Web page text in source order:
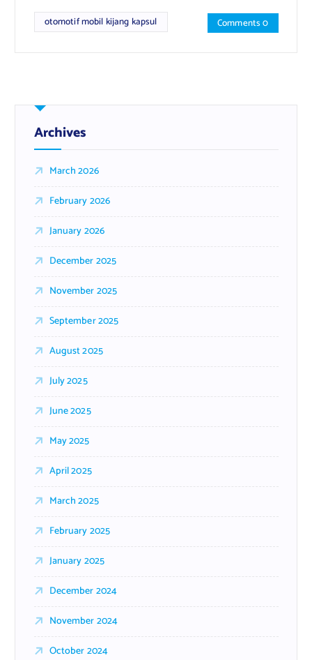
otomotif mobil kijang kapsul Comments 0
Archives
March 2026
February 2026
January 2026
December 2025
November 2025
September 2025
August 2025
July 2025
June 2025
May 2025
April 2025
March 2025
February 2025
January 2025
December 2024
November 2024
October 2024